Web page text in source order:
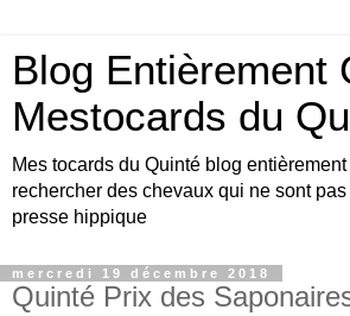
Blog Entièrement
Mestocards du
Mes tocards du Quinté blog
rechercher des chevaux qui ne sont
presse hippique
mercredi 19 décembre 2018
Quinté Prix des